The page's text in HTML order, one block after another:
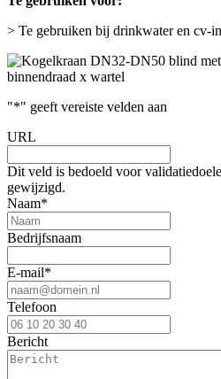
> Te gebruiken bij drinkwater en cv-
"*" geeft vereiste velden aan
URL
Dit veld is bedoeld voor
gewijzigd.
Naam*
Bedrijfsnaam
E-mail*
Telefoon
Bericht